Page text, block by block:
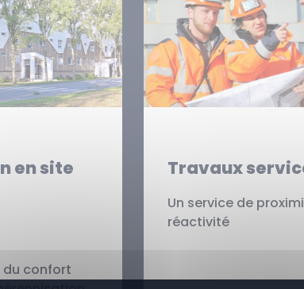
en site
du confort
Travaux
Un service de
réactivité